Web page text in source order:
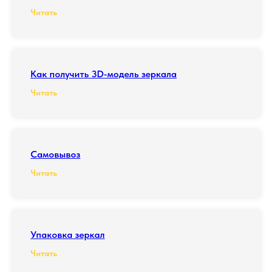
Читать
Как получить 3D-модель зеркала
Читать
Самовывоз
Читать
Упаковка зеркал
Читать